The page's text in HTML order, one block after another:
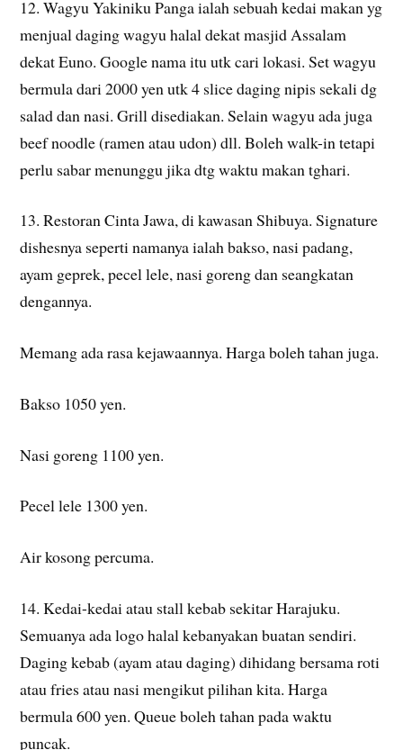
12. Wagyu Yakiniku Panga ialah sebuah kedai makan yg
menjual daging wagyu halal dekat masjid Assalam
dekat Euno. Google nama itu utk cari lokasi. Set wagyu
bermula dari 2000 yen utk 4 slice daging nipis sekali dg
salad dan nasi. Grill disediakan. Selain wagyu ada juga
beef noodle (ramen atau udon) dll. Boleh walk-in tetapi
perlu sabar menunggu jika dtg waktu makan tghari.
13. Restoran Cinta Jawa, di kawasan Shibuya. Signature
dishesnya seperti namanya ialah bakso, nasi padang,
ayam geprek, pecel lele, nasi goreng dan seangkatan
dengannya.
Memang ada rasa kejawaannya. Harga boleh tahan juga.
Bakso 1050 yen.
Nasi goreng 1100 yen.
Pecel lele 1300 yen.
Air kosong percuma.
14. Kedai-kedai atau stall kebab sekitar Harajuku.
Semuanya ada logo halal kebanyakan buatan sendiri.
Daging kebab (ayam atau daging) dihidang bersama roti
atau fries atau nasi mengikut pilihan kita. Harga
bermula 600 yen. Queue boleh tahan pada waktu
puncak.